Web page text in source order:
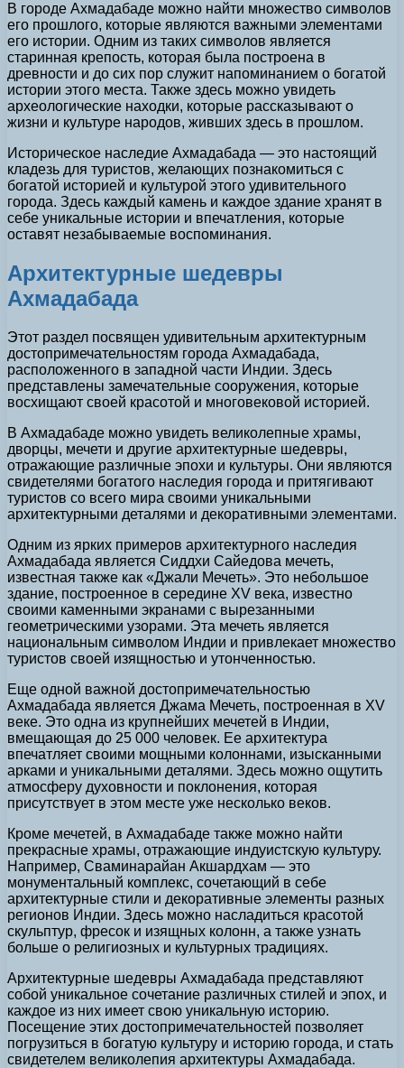
В городе Ахмадабаде можно найти множество символов
его прошлого, которые являются важными элементами
его истории. Одним из таких символов является
старинная крепость, которая была построена в
древности и до сих пор служит напоминанием о богатой
истории этого места. Также здесь можно увидеть
археологические находки, которые рассказывают о
жизни и культуре народов, живших здесь в прошлом.
Историческое наследие Ахмадабада — это настоящий
кладезь для туристов, желающих познакомиться с
богатой историей и культурой этого удивительного
города. Здесь каждый камень и каждое здание хранят в
себе уникальные истории и впечатления, которые
оставят незабываемые воспоминания.
Архитектурные шедевры
Ахмадабада
Этот раздел посвящен удивительным архитектурным
достопримечательностям города Ахмадабада,
расположенного в западной части Индии. Здесь
представлены замечательные сооружения, которые
восхищают своей красотой и многовековой историей.
В Ахмадабаде можно увидеть великолепные храмы,
дворцы, мечети и другие архитектурные шедевры,
отражающие различные эпохи и культуры. Они являются
свидетелями богатого наследия города и притягивают
туристов со всего мира своими уникальными
архитектурными деталями и декоративными элементами.
Одним из ярких примеров архитектурного наследия
Ахмадабада является Сиддхи Сайедова мечеть,
известная также как «Джали Мечеть». Это небольшое
здание, построенное в середине XV века, известно
своими каменными экранами с вырезанными
геометрическими узорами. Эта мечеть является
национальным символом Индии и привлекает множество
туристов своей изящностью и утонченностью.
Еще одной важной достопримечательностью
Ахмадабада является Джама Мечеть, построенная в XV
веке. Это одна из крупнейших мечетей в Индии,
вмещающая до 25 000 человек. Ее архитектура
впечатляет своими мощными колоннами, изысканными
арками и уникальными деталями. Здесь можно ощутить
атмосферу духовности и поклонения, которая
присутствует в этом месте уже несколько веков.
Кроме мечетей, в Ахмадабаде также можно найти
прекрасные храмы, отражающие индуистскую культуру.
Например, Сваминарайан Акшардхам — это
монументальный комплекс, сочетающий в себе
архитектурные стили и декоративные элементы разных
регионов Индии. Здесь можно насладиться красотой
скульптур, фресок и изящных колонн, а также узнать
больше о религиозных и культурных традициях.
Архитектурные шедевры Ахмадабада представляют
собой уникальное сочетание различных стилей и эпох, и
каждое из них имеет свою уникальную историю.
Посещение этих достопримечательностей позволяет
погрузиться в богатую культуру и историю города, и стать
свидетелем великолепия архитектуры Ахмадабада.